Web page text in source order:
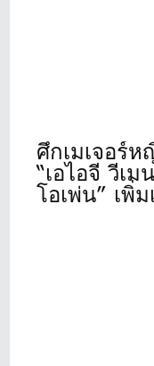
ศึกเมเจอร์ห
“เอไอจี วีเม
โอเพ่น” เพิ่ม